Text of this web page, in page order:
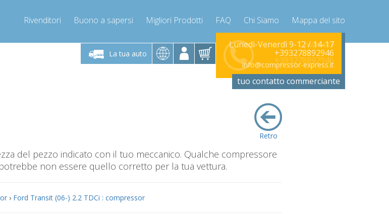
Rivenditori Buono a sapersi Migliori Prodotti FAQ Chi Siamo Mappa del sito
La tua auto
Lunedì-Venerdì 9-12 / 14-17
+393278892946
info@compressor-express.it
Chiamaci!
+393278892946
Lunedì-Venerdì 9-12 / 14-17
+393278892946
info@compressor-express.it
tuo contatto commerciante
Retro
del pezzo indicato con il tuo meccanico. Qualche compressore
non essere quello corretto per la tua vettura.
› Ford Transit (06-) 2.2 TDCi : compressor